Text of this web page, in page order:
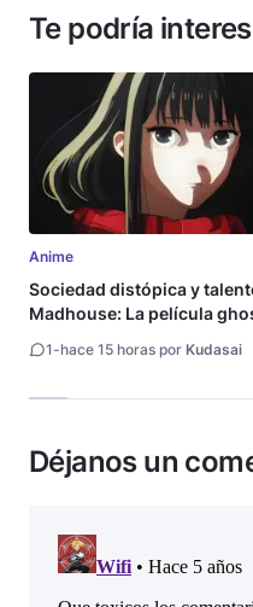
Te podría
Anime
Sociedad distópica y
Madhouse: La película
1-hace 15 horas por Kudasai
Déjanos un